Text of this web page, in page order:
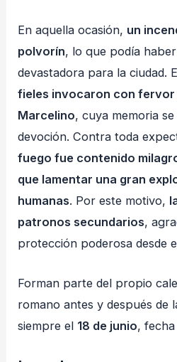
En aquella ocasión, un
polvorín, lo que podía
devastadora para la ciudad.
fieles invocaron con fervor
Marcelino, cuya memoria
devoción. Contra toda
fuego fue contenido
que lamentar una gran
humanas. Por este motivo,
patronos secundarios,
protección poderosa desde
Forman parte del propio
romano antes y después de
siempre el 18 de junio,